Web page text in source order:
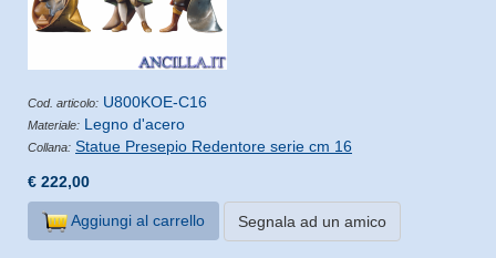
Cod. articolo: U800KOE-C16
Materiale: Legno d'acero
Collana: Statue Presepio Redentore serie cm 16
€ 222,00
Aggiungi al carrello Segnala ad un amico